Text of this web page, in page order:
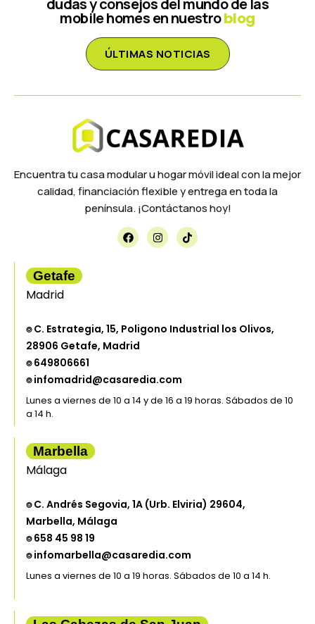
dudas y consejos del mundo de las
mobile homes en nuestroblog
ÚLTIMAS NOTICIAS
Encuentra tu casa modular u hogar móvil ideal con la mejor
calidad, financiación flexible y entrega en toda la
península. ¡Contáctanos hoy!
Getafe
Madrid
⌾ C. Estrategia, 15, Poligono Industrial los Olivos,
28906 Getafe, Madrid
⌾ 649806661
⌾ infomadrid@casaredia.com
Lunes a viernes de 10 a 14 y de 16 a 19 horas. Sábados de 10
a 14 h.
Marbella
Málaga
⌾ C. Andrés Segovia, 1A (Urb. Elviria) 29604,
Marbella, Málaga
⌾ 658 45 98 19
⌾ infomarbella@casaredia.com
Lunes a viernes de 10 a 19 horas. Sábados de 10 a 14 h.